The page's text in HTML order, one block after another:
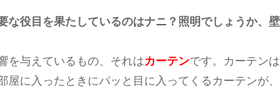
な役目を果たしているのはナニ？照明でしょうか、
を与えているもの、それはカーテンです。カーテン
屋に入ったときにパッと目に入ってくるカーテンが